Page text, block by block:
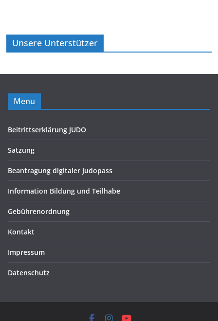
Unsere Unterstützer
Menu
Beitrittserklärung JUDO
Satzung
Beantragung digitaler Judopass
Information Bildung und Teilhabe
Gebührenordnung
Kontakt
Impressum
Datenschutz